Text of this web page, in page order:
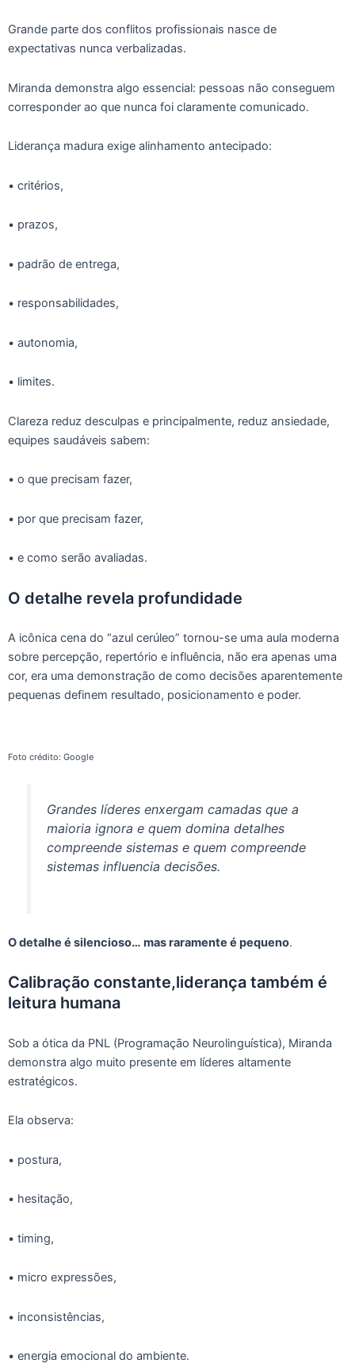
Grande parte dos conflitos profissionais nasce de
expectativas nunca verbalizadas.
Miranda demonstra algo essencial: pessoas não conseguem
corresponder ao que nunca foi claramente comunicado.
Liderança madura exige alinhamento antecipado:
• critérios,
• prazos,
• padrão de entrega,
• responsabilidades,
• autonomia,
• limites.
Clareza reduz desculpas e principalmente, reduz ansiedade,
equipes saudáveis sabem:
• o que precisam fazer,
• por que precisam fazer,
• e como serão avaliadas.
O detalhe revela profundidade
A icônica cena do “azul cerúleo” tornou-se uma aula moderna
sobre percepção, repertório e influência, não era apenas uma
cor, era uma demonstração de como decisões aparentemente
pequenas definem resultado, posicionamento e poder.
Foto crédito: Google
Grandes líderes enxergam camadas que a
maioria ignora e quem domina detalhes
compreende sistemas e quem compreende
sistemas influencia decisões.
O detalhe é silencioso… mas raramente é pequeno.
Calibração constante,liderança também é
leitura humana
Sob a ótica da PNL (Programação Neurolinguística), Miranda
demonstra algo muito presente em líderes altamente
estratégicos.
Ela observa:
• postura,
• hesitação,
• timing,
• micro expressões,
• inconsistências,
• energia emocional do ambiente.